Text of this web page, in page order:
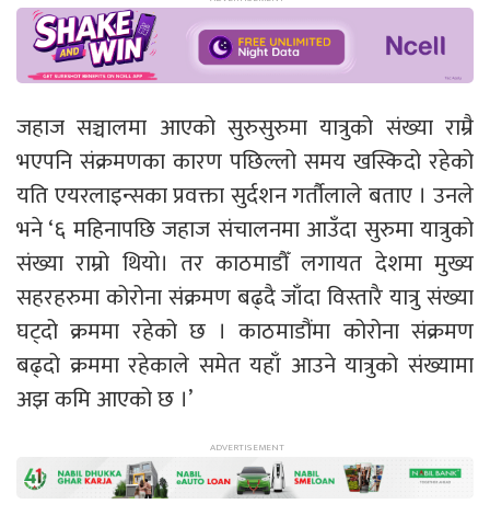
जहाज सञ्चालमा आएको सुरुसुरुमा यात्रुको संख्या राम्रै
भएपनि संक्रमणका कारण पछिल्लो समय खस्किदो रहेको
यति एयरलाइन्सका प्रवक्ता सुर्दशन गर्तौलाले बताए । उनले
भने ‘६ महिनापछि जहाज संचालनमा आउँदा सुरुमा यात्रुको
संख्या राम्रो थियो। तर काठमाडौँ लगायत देशमा मुख्य
सहरहरुमा कोरोना संक्रमण बढ्दै जाँदा विस्तारै यात्रु संख्या
घट्दो क्रममा रहेको छ । काठमाडौंमा कोरोना संक्रमण
बढ्दो क्रममा रहेकाले समेत यहाँ आउने यात्रुको संख्यामा
अझ कमि आएको छ ।’